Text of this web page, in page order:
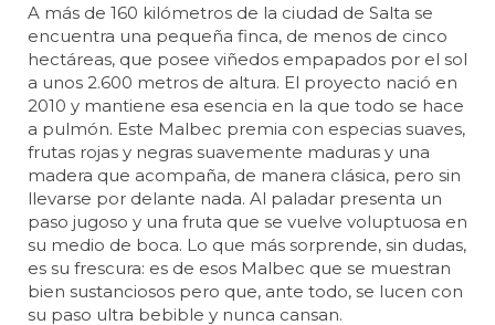
A más de 160 kilómetros de la ciudad de Salta se
encuentra una pequeña finca, de menos de cinco
hectáreas, que posee viñedos empapados por el sol
a unos 2.600 metros de altura. El proyecto nació en
2010 y mantiene esa esencia en la que todo se hace
a pulmón. Este Malbec premia con especias suaves,
frutas rojas y negras suavemente maduras y una
madera que acompaña, de manera clásica, pero sin
llevarse por delante nada. Al paladar presenta un
paso jugoso y una fruta que se vuelve voluptuosa en
su medio de boca. Lo que más sorprende, sin dudas,
es su frescura: es de esos Malbec que se muestran
bien sustanciosos pero que, ante todo, se lucen con
su paso ultra bebible y nunca cansan.